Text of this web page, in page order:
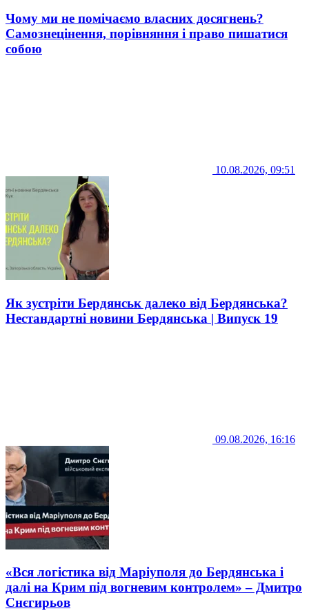
Чому ми не помічаємо власних досягнень?
Самознецінення, порівняння і право пишатися
собою
10.08.2026, 09:51
Як зустріти Бердянськ далеко від Бердянська?
Нестандартні новини Бердянська | Випуск 19
09.08.2026, 16:16
«Вся логістика від Маріуполя до Бердянська і
далі на Крим під вогневим контролем» – Дмитро
Снєгирьов